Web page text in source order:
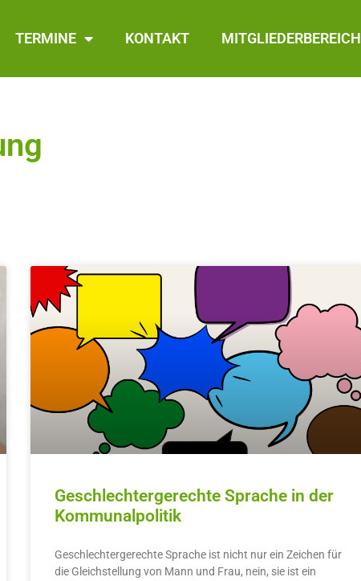
TERMINE KONTAKT MITGLIEDERBEREICH
Geschlechtergerechte Sprache in der
Kommunalpolitik
Geschlechtergerechte Sprache ist nicht nur ein Zeichen für
die Gleichstellung von Mann und Frau, nein, sie ist ein